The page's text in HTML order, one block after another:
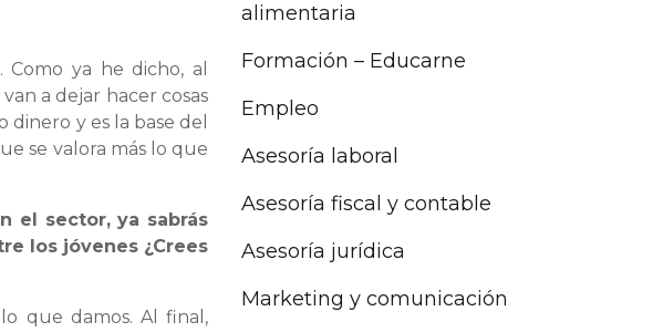
ya he dicho, al
a dejar hacer cosas
y es la base del
se valora más lo que
el sector, ya sabrás
los jóvenes ¿Crees
que damos. Al final,
alimentaria
Formación – Educarne
Empleo
Asesoría laboral
Asesoría fiscal y contable
Asesoría jurídica
Marketing y comunicación